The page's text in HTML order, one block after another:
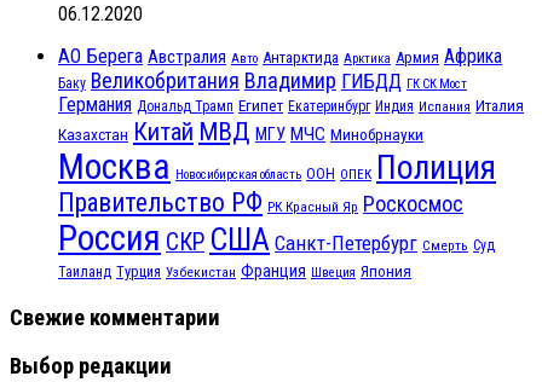
06.12.2020
АО Берега Австралия Авто Антарктида Арктика Армия Африка
Баку Великобритания Владимир ГИБДД ГК СК Мост
Германия Дональд Трамп Египет Екатеринбург Индия Испания Италия
Казахстан Китай МВД МГУ МЧС Минобрнауки
Москва Новосибирская область ООН ОПЕК Полиция
Правительство РФ РК Красный Яр Роскосмос
Россия СКР США Санкт-Петербург Смерть Суд
Таиланд Турция Узбекистан Франция Швеция Япония
Свежие комментарии
Выбор редакции